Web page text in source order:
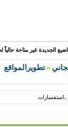
الجديدة غير متاحة حالياً
تطويرالمواقع
،استفسارات